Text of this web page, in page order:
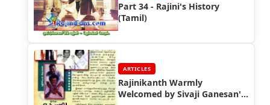
Part 34 - Rajini's History
(Tamil)
ARTICLES
Rajinikanth Warmly
Welcomed by Sivaji Ganesan's